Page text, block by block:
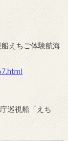
えちご体験航海
巡視船「えち